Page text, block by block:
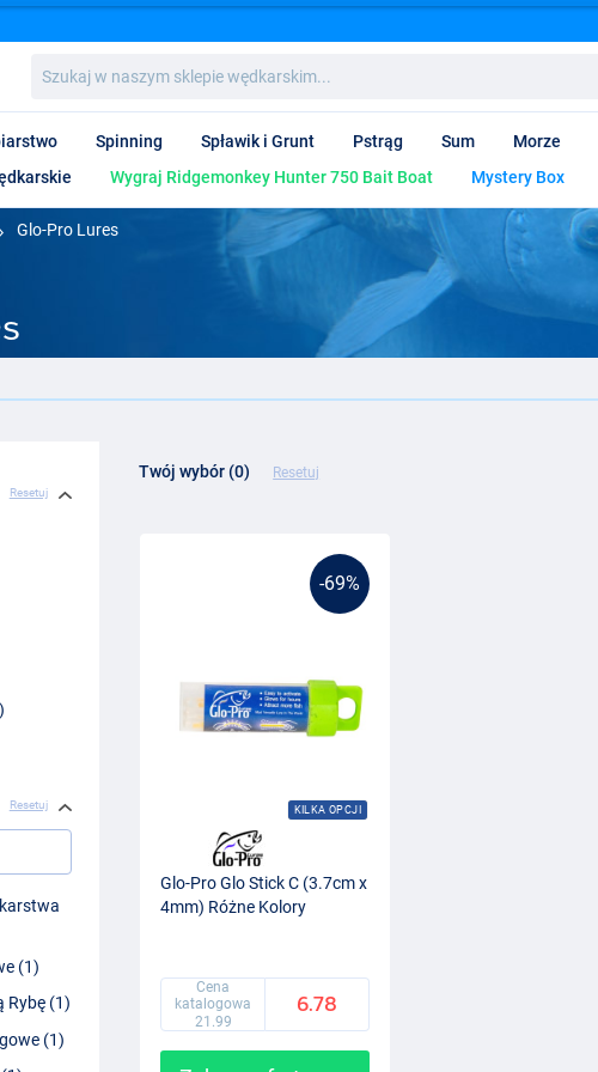
w
naszym
wędkarskim...
Spinning Spławik i Grunt Pstrąg Sum Morze
Wygraj Ridgemonkey Hunter 750 Bait Boat Mystery Box
Glo-Pro Lures
Resetuj
Resetuj
(1)
Rybę (1)
(1)
Twój wybór (0) Resetuj
-69%
KILKA OPCJI
Glo-Pro Glo Stick C (3.7cm x
4mm) Różne Kolory
Cena
katalogowa
21.99
6.78